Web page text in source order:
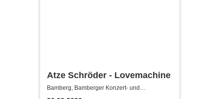
Atze Schröder - Lovemachine
Bamberg, Bamberger Konzert- und
Kongresshalle (Hegelsaal)